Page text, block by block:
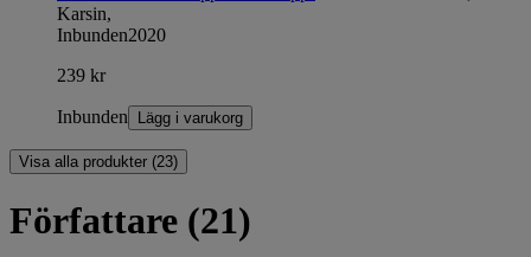
Karsin,
Inbunden2020
239 kr
Inbunden Lägg i varukorg
Visa alla produkter (23)
Författare (21)